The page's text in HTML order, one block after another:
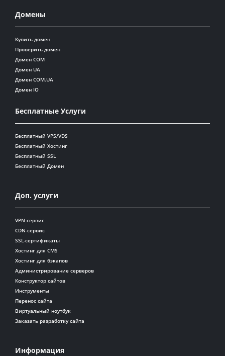
Домены
Купить домен
Проверить домен
Домен COM
Домен UA
Домен COM.UA
Домен IO
Бесплатные Услуги
Бесплатный VPS/VDS
Бесплатный Хостинг
Бесплатный SSL
Бесплатный Домен
Доп. услуги
VPN-сервис
CDN-сервис
SSL-сертификаты
Хостинг для CMS
Хостинг для бэкапов
Администрирование серверов
Конструктор сайтов
Инструменты
Перенос сайта
Виртуальный ноутбук
Заказать разработку сайта
Информация